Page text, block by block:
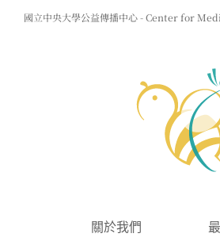
國立中央大學公益傳播中心 - Center for
關於我們